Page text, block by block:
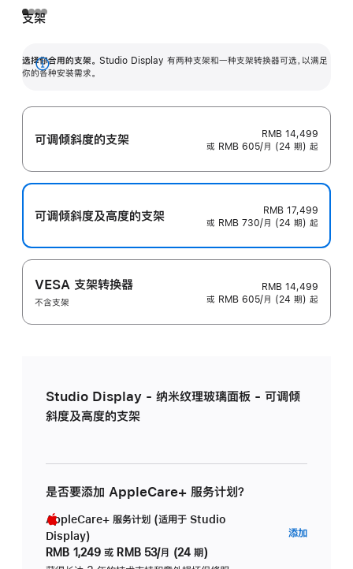
支架
选择你合用的支架。 Studio Display 有两种支架和一种支架转换器可选，以满足
你的各种安装需求。
展
可调倾斜度的支架
RMB 14,499
或 RMB 605/月 (24 期) 起
可调倾斜度及高‍度的支‍架
RMB 17,499
或 RMB 730/月 (24 期) 起
VESA 支架转换器
不含支架
RMB 14,499
或 RMB 605/月 (24 期) 起
Studio Display - 纳米纹理玻璃面板 - 可调倾
斜度及高度的支架
是否要添加 AppleCare+ 服务计划？
AppleCare+ 服务计划 (适用于 Studio
Display)
RMB 1,249 或 RMB 53/月 (24 期)
添加